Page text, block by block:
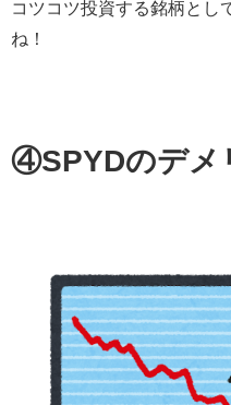
コツコツ投資する銘柄とし
ね！
④SPYDのデメ